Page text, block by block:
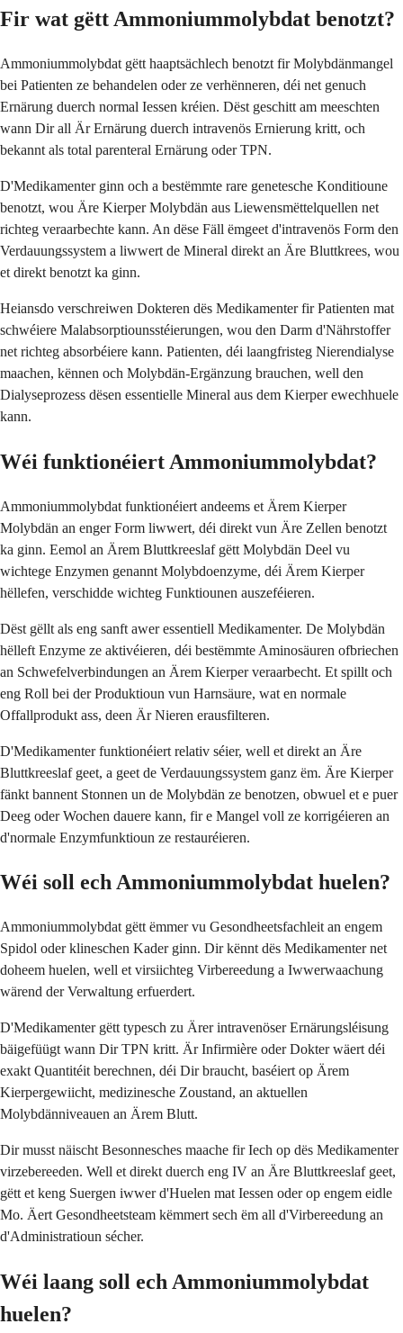
Fir wat gëtt Ammoniummolybdat benotzt?
Ammoniummolybdat gëtt haaptsächlech benotzt fir Molybdänmangel
bei Patienten ze behandelen oder ze verhënneren, déi net genuch
Ernärung duerch normal Iessen kréien. Dëst geschitt am meeschten
wann Dir all Är Ernärung duerch intravenös Ernierung kritt, och
bekannt als total parenteral Ernärung oder TPN.
D'Medikamenter ginn och a bestëmmte rare genetesche Konditioune
benotzt, wou Äre Kierper Molybdän aus Liewensmëttelquellen net
richteg veraarbechte kann. An dëse Fäll ëmgeet d'intravenös Form den
Verdauungssystem a liwwert de Mineral direkt an Äre Bluttkrees, wou
et direkt benotzt ka ginn.
Heiansdo verschreiwen Dokteren dës Medikamenter fir Patienten mat
schwéiere Malabsorptiounsstéierungen, wou den Darm d'Nährstoffer
net richteg absorbéiere kann. Patienten, déi laangfristeg Nierendialyse
maachen, kënnen och Molybdän-Ergänzung brauchen, well den
Dialyseprozess dësen essentielle Mineral aus dem Kierper ewechhuele
kann.
Wéi funktionéiert Ammoniummolybdat?
Ammoniummolybdat funktionéiert andeems et Ärem Kierper
Molybdän an enger Form liwwert, déi direkt vun Äre Zellen benotzt
ka ginn. Eemol an Ärem Bluttkreeslaf gëtt Molybdän Deel vu
wichtege Enzymen genannt Molybdoenzyme, déi Ärem Kierper
hëllefen, verschidde wichteg Funktiounen auszeféieren.
Dëst gëllt als eng sanft awer essentiell Medikamenter. De Molybdän
hëlleft Enzyme ze aktivéieren, déi bestëmmte Aminosäuren ofbriechen
an Schwefelverbindungen an Ärem Kierper veraarbecht. Et spillt och
eng Roll bei der Produktioun vun Harnsäure, wat en normale
Offallprodukt ass, deen Är Nieren erausfilteren.
D'Medikamenter funktionéiert relativ séier, well et direkt an Äre
Bluttkreeslaf geet, a geet de Verdauungssystem ganz ëm. Äre Kierper
fänkt bannent Stonnen un de Molybdän ze benotzen, obwuel et e puer
Deeg oder Wochen dauere kann, fir e Mangel voll ze korrigéieren an
d'normale Enzymfunktioun ze restauréieren.
Wéi soll ech Ammoniummolybdat huelen?
Ammoniummolybdat gëtt ëmmer vu Gesondheetsfachleit an engem
Spidol oder klineschen Kader ginn. Dir kënnt dës Medikamenter net
doheem huelen, well et virsiichteg Virbereedung a Iwwerwaachung
wärend der Verwaltung erfuerdert.
D'Medikamenter gëtt typesch zu Ärer intravenöser Ernärungsléisung
bäigefüügt wann Dir TPN kritt. Är Infirmière oder Dokter wäert déi
exakt Quantitéit berechnen, déi Dir braucht, baséiert op Ärem
Kierpergewiicht, medizinesche Zoustand, an aktuellen
Molybdänniveauen an Ärem Blutt.
Dir musst näischt Besonnesches maache fir Iech op dës Medikamenter
virzebereeden. Well et direkt duerch eng IV an Äre Bluttkreeslaf geet,
gëtt et keng Suergen iwwer d'Huelen mat Iessen oder op engem eidle
Mo. Äert Gesondheetsteam këmmert sech ëm all d'Virbereedung an
d'Administratioun sécher.
Wéi laang soll ech Ammoniummolybdat
huelen?